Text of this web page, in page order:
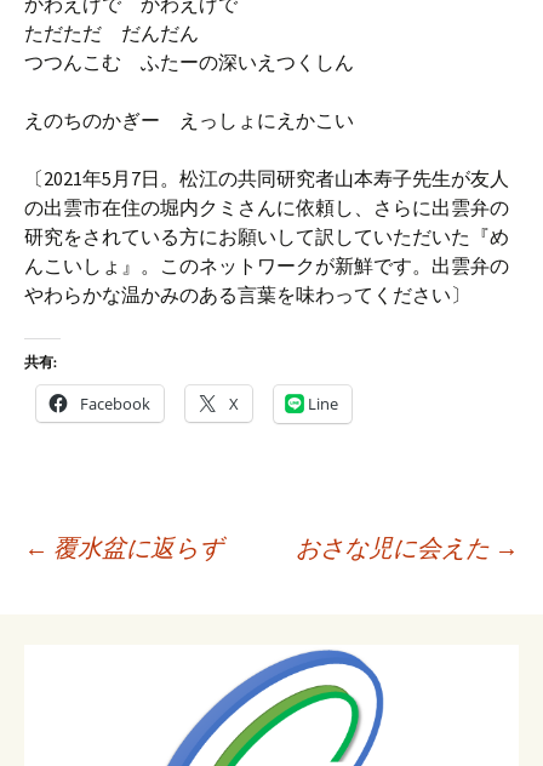
ただただ だんだん
つつんこむ ふたーの深いえつくしん
えのちのかぎー えっしょにえかこい
〔2021年5月7日。松江の共同研究者山本寿子先生が友人
の出雲市在住の堀内クミさんに依頼し、さらに出雲弁の
研究をされている方にお願いして訳していただいた『め
んこいしょ』。このネットワークが新鮮です。出雲弁の
やわらかな温かみのある言葉を味わってください〕
共有:
Facebook X Line
← 覆水盆に返らず おさな児に会えた →